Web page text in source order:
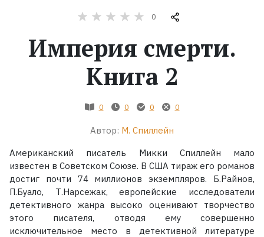
Серии
0
Империя смерти.
Книга 2
0 0 0 0
Автор: М. Спиллейн
Американский писатель Микки Спиллейн мало
известен в Советском Союзе. В США тираж его романов
достиг почти 74 миллионов экземпляров. Б.Райнов,
П.Буало, Т.Нарсежак, европейские исследователи
детективного жанра высоко оценивают творчество
этого писателя, отводя ему совершенно
исключительное место в детективной литературе